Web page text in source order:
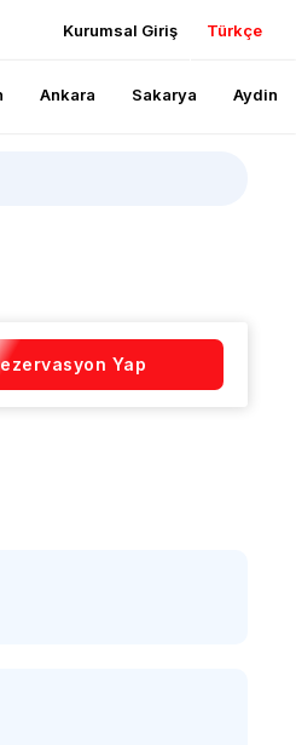
Kurumsal Giriş Türkçe
Ankara Sakarya Aydin
Yap